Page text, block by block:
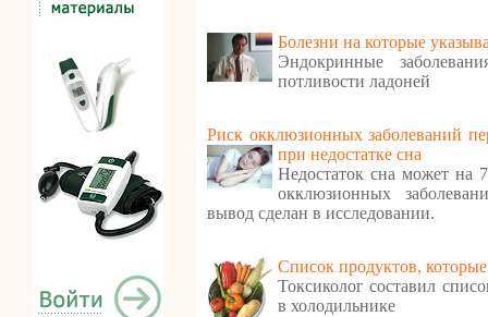
Болезни на которые
Эндокринные
потливости ладоней
Риск окклюзионных заболеваний
при недостатке сна
Недостаток сна может на
окклюзионных
вывод сделан в исследовании.
Cписок продуктов,
Токсиколог составил
в холодильнике